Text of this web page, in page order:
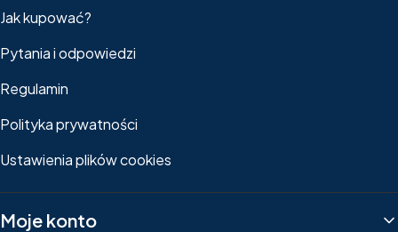
Jak kupować?
Pytania i odpowiedzi
Regulamin
Polityka prywatności
Ustawienia plików cookies
Moje konto